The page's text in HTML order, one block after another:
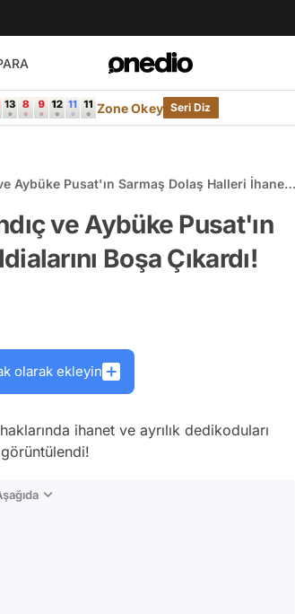
Zone Okey Seri Diz
Aybüke Pusat'ın Sarmaş Dolaş Halleri İhanet
ve Aybüke Pusat'ın
Boşa Çıkardı!
olarak ekleyin
ihanet ve ayrılık dedikoduları